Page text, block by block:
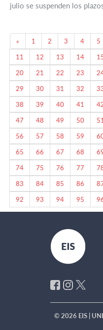
julio se suspenden los
« Previous
1 2 3 4 5
11
12 13 14
20
21 22 23
29
30 31 32
38
39 40 41
47
48 49 50
56
57 58 59
65
66 67 68
74
75 76 77
83
84 85 86
92
93 94 95
© 2026 EIS |